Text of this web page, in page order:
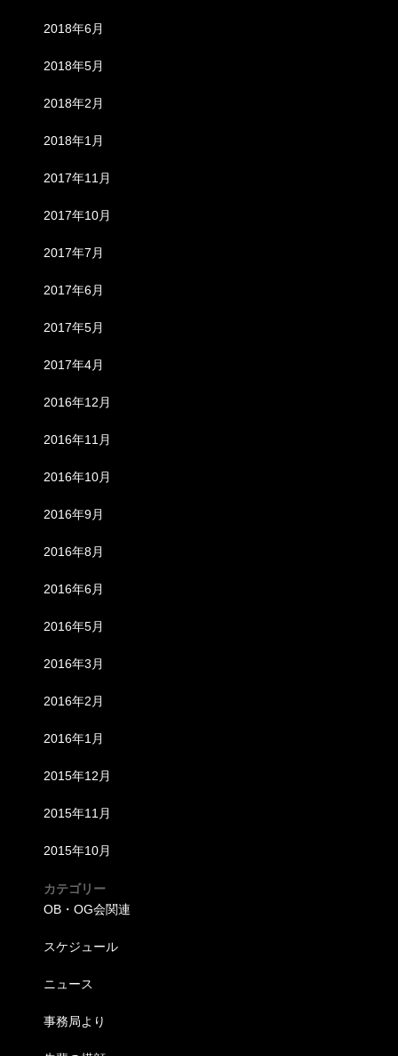
2018年6月
2018年5月
2018年2月
2018年1月
2017年11月
2017年10月
2017年7月
2017年6月
2017年5月
2017年4月
2016年12月
2016年11月
2016年10月
2016年9月
2016年8月
2016年6月
2016年5月
2016年3月
2016年2月
2016年1月
2015年12月
2015年11月
2015年10月
カテゴリー
OB・OG会関連
スケジュール
ニュース
事務局より